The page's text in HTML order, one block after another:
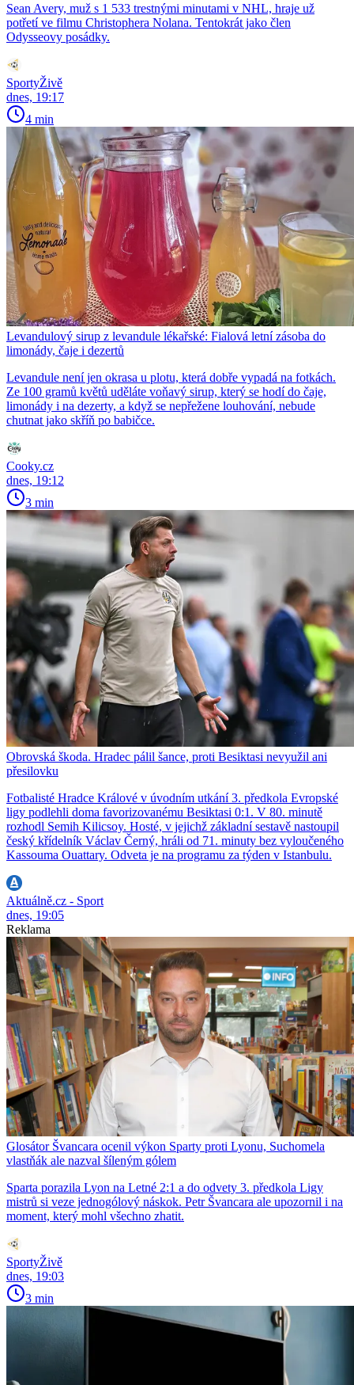
Sean Avery, muž s 1 533 trestnými minutami v NHL, hraje už
potřetí ve filmu Christophera Nolana. Tentokrát jako člen
Odysseovy posádky.
SportyŽivě
dnes, 19:17
4 min
Levandulový sirup z levandule lékařské: Fialová letní zásoba do
limonády, čaje i dezertů
Levandule není jen okrasa u plotu, která dobře vypadá na fotkách.
Ze 100 gramů květů uděláte voňavý sirup, který se hodí do čaje,
limonády i na dezerty, a když se nepřežene louhování, nebude
chutnat jako skříň po babičce.
Cooky.cz
dnes, 19:12
3 min
Obrovská škoda. Hradec pálil šance, proti Besiktasi nevyužil ani
přesilovku
Fotbalisté Hradce Králové v úvodním utkání 3. předkola Evropské
ligy podlehli doma favorizovanému Besiktasi 0:1. V 80. minutě
rozhodl Semih Kilicsoy. Hosté, v jejichž základní sestavě nastoupil
český křídelník Václav Černý, hráli od 71. minuty bez vyloučeného
Kassouma Ouattary. Odveta je na programu za týden v Istanbulu.
Aktuálně.cz - Sport
dnes, 19:05
Reklama
Glosátor Švancara ocenil výkon Sparty proti Lyonu, Suchomela
vlastňák ale nazval šíleným gólem
Sparta porazila Lyon na Letné 2:1 a do odvety 3. předkola Ligy
mistrů si veze jednogólový náskok. Petr Švancara ale upozornil i na
moment, který mohl všechno zhatit.
SportyŽivě
dnes, 19:03
3 min